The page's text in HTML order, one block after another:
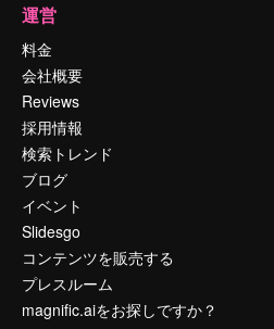
運営
料金
会社概要
Reviews
採用情報
検索トレンド
ブログ
イベント
Slidesgo
コンテンツを販売する
プレスルーム
magnific.aiをお探しですか？